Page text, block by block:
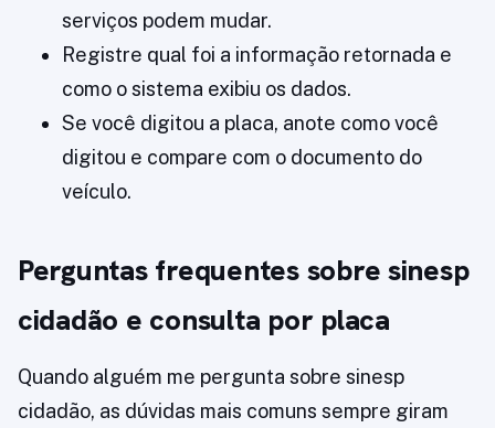
serviços podem mudar.
Registre qual foi a informação retornada e
como o sistema exibiu os dados.
Se você digitou a placa, anote como você
digitou e compare com o documento do
veículo.
Perguntas frequentes sobre sinesp
cidadão e consulta por placa
Quando alguém me pergunta sobre sinesp
cidadão, as dúvidas mais comuns sempre giram